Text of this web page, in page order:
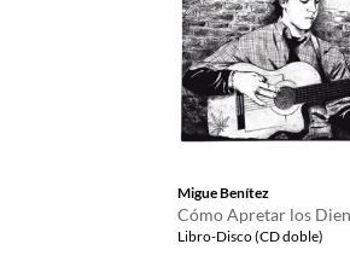
Migue Benítez
Cómo Apretar los
Libro-Disco (CD doble)